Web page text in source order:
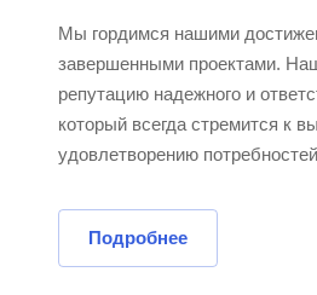
Мы гордимся нашими
завершенными проектами.
репутацию надежного и
который всегда стремится к
удовлетворению
Подробнее